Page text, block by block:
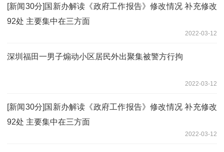
[新闻30分]国新办解读《政府工作报告》修改情况 补充修改
92处 主要集中在三方面
2022-03-12
深圳福田一男子煽动小区居民外出聚集被警方行拘
2022-03-12
[新闻30分]国新办解读《政府工作报告》修改情况 补充修改
92处 主要集中在三方面
2022-03-12